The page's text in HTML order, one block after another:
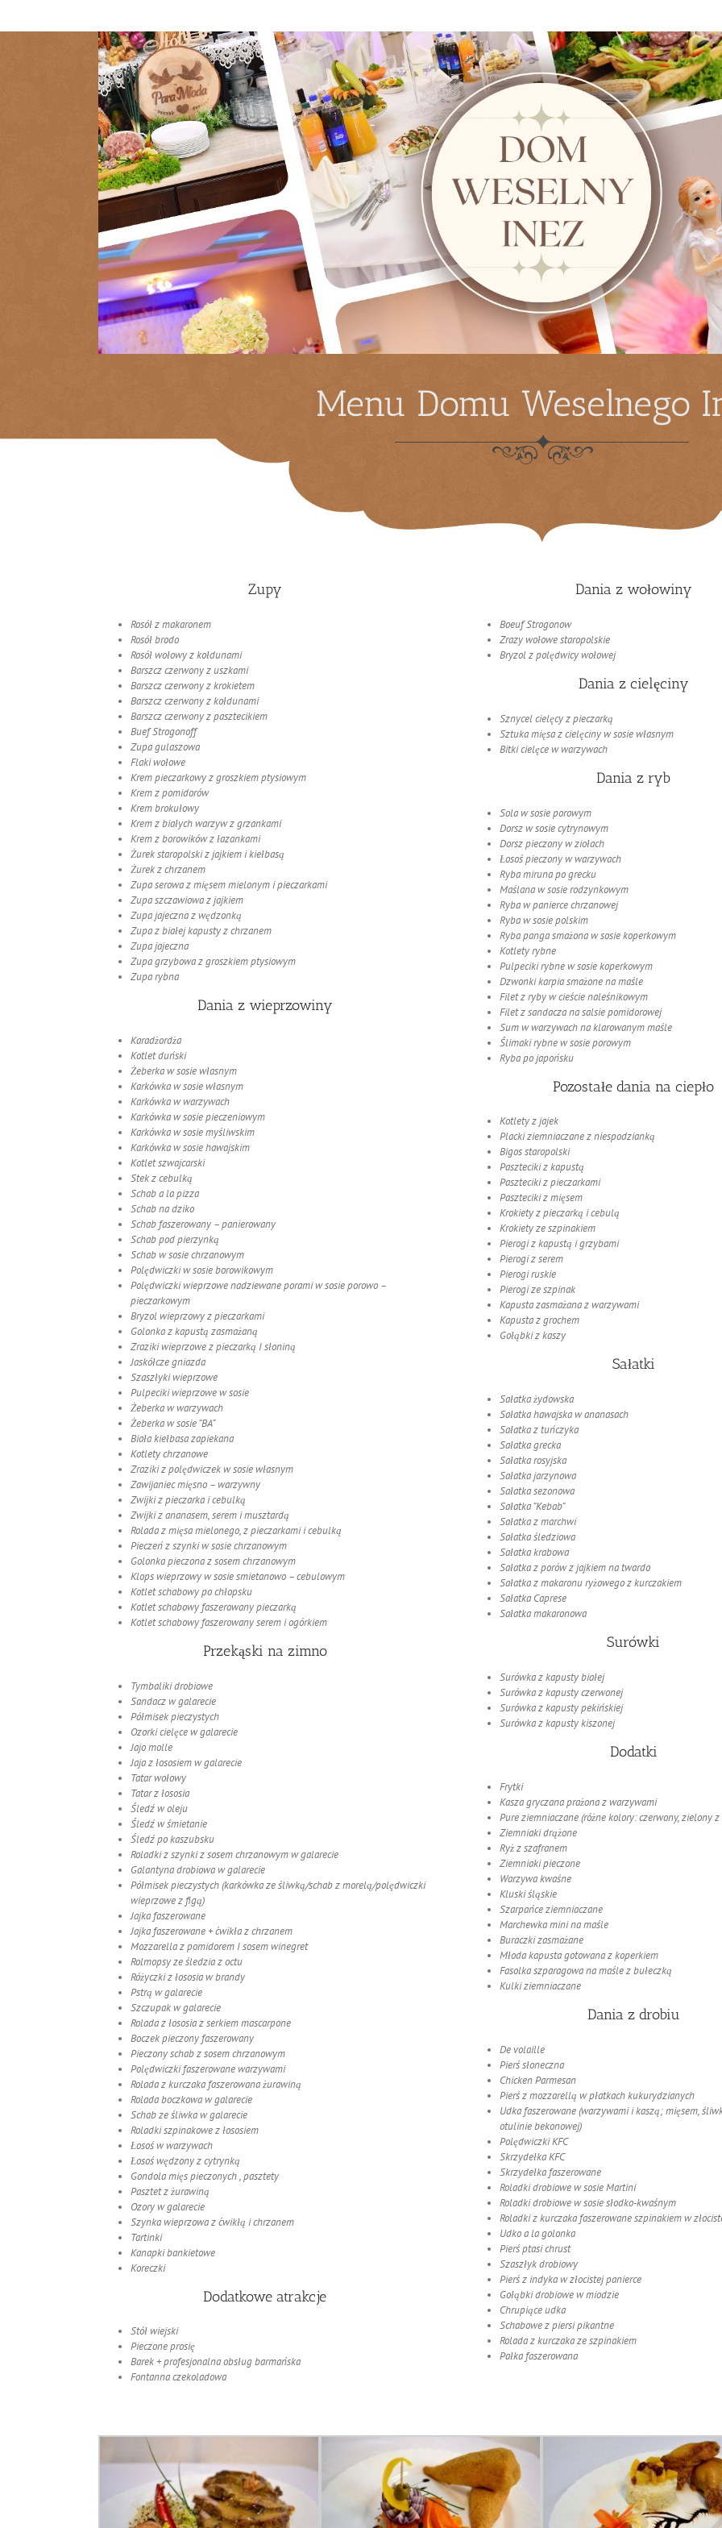
Menu Domu Weselnego
Zupy
Rosół z makaronem
Rosół brodo
Rosół wołowy z kołdunami
Barszcz czerwony z uszkami
Barszcz czerwony z krokietem
Barszcz czerwony z kołdunami
Barszcz czerwony z pasztecikiem
Buef Strogonoff
Zupa gulaszowa
Flaki wołowe
Krem pieczarkowy z groszkiem ptysiowym
Krem z pomidorów
Krem brokułowy
Krem z białych warzyw z grzankami
Krem z borowików z łazankami
Żurek staropolski z jajkiem i kiełbasą
Żurek z chrzanem
Zupa serowa z mięsem mielonym i pieczarkami
Zupa szczawiowa z jajkiem
Zupa jajeczna z wędzonką
Zupa z białej kapusty z chrzanem
Zupa jajeczna
Zupa grzybowa z groszkiem ptysiowym
Zupa rybna
Dania z wieprzowiny
Karadżordża
Kotlet duński
Żeberka w sosie własnym
Karkówka w sosie własnym
Karkówka w warzywach
Karkówka w sosie pieczeniowym
Karkówka w sosie myśliwskim
Karkówka w sosie hawajskim
Kotlet szwajcarski
Stek z cebulką
Schab a la pizza
Schab na dziko
Schab faszerowany – panierowany
Schab pod pierzynką
Schab w sosie chrzanowym
Polędwiczki w sosie borowikowym
Polędwiczki wieprzowe nadziewane porami w sosie porowo –
pieczarkowym
Bryzol wieprzowy z pieczarkami
Golonka z kapustą zasmażaną
Zraziki wieprzowe z pieczarką I słoniną
Jaskółcze gniazda
Szaszłyki wieprzowe
Pulpeciki wieprzowe w sosie
Żeberka w warzywach
Żeberka w sosie “BA”
Biała kiełbasa zapiekana
Kotlety chrzanowe
Zraziki z polędwiczek w sosie własnym
Zawijaniec mięsno – warzywny
Zwijki z pieczarka i cebulką
Zwijki z ananasem, serem i musztardą
Rolada z mięsa mielonego, z pieczarkami i cebulką
Pieczeń z szynki w sosie chrzanowym
Golonka pieczona z sosem chrzanowym
Klops wieprzowy w sosie smietanowo – cebulowym
Kotlet schabowy po chłopsku
Kotlet schabowy faszerowany pieczarką
Kotlet schabowy faszerowany serem i ogórkiem
Przekąski na zimno
Tymbaliki drobiowe
Sandacz w galarecie
Półmisek pieczystych
Ozorki cielęce w galarecie
Jajo molle
Jaja z łososiem w galarecie
Tatar wołowy
Tatar z łososia
Śledź w oleju
Śledź w śmietanie
Śledź po kaszubsku
Roladki z szynki z sosem chrzanowym w galarecie
Galantyna drobiowa w galarecie
Półmisek pieczystych (karkówka ze śliwką/schab z morelą/polędwiczki
wieprzowe z figą)
Jajka faszerowane
Jajka faszerowane + ćwikła z chrzanem
Mozzarella z pomidorem I sosem winegret
Rolmopsy ze śledzia z octu
Różyczki z łososia w brandy
Pstrą w galarecie
Szczupak w galarecie
Rolada z łososia z serkiem mascarpone
Boczek pieczony faszerowany
Pieczony schab z sosem chrzanowym
Polędwiczki faszerowane warzywami
Rolada z kurczaka faszerowana żurawiną
Rolada boczkowa w galarecie
Schab ze śliwka w galarecie
Roladki szpinakowe z łososiem
Łosoś w warzywach
Łosoś wędzony z cytrynką
Gondola mięs pieczonych , pasztety
Pasztet z żurawiną
Ozory w galarecie
Szynka wieprzowa z ćwikłą i chrzanem
Tartinki
Kanapki bankietowe
Koreczki
Dodatkowe atrakcje
Stół wiejski
Pieczone prosię
Barek + profesjonalna obsług barmańska
Fontanna czekoladowa
Dania z wołowiny
Boeuf Strogonow
Zrazy wołowe staropolskie
Bryzol z polędwicy wołowej
Dania z cielęciny
Sznycel cielęcy z pieczarką
Sztuka mięsa z cielęciny w sosie własnym
Bitki cielęce w warzywach
Dania z ryb
Sola w sosie porowym
Dorsz w sosie cytrynowym
Dorsz pieczony w ziołach
Łosoś pieczony w warzywach
Ryba miruna po grecku
Maślana w sosie rodzynkowym
Ryba w panierce chrzanowej
Ryba w sosie polskim
Ryba panga smażona w sosie koperkowym
Kotlety rybne
Pulpeciki rybne w sosie koperkowym
Dzwonki karpia smażone na maśle
Filet z ryby w cieście naleśnikowym
Filet z sandacza na salsie pomidorowej
Sum w warzywach na klarowanym maśle
Ślimaki rybne w sosie porowym
Ryba po japońsku
Pozostałe dania na ciepło
Kotlety z jajek
Placki ziemniaczane z niespodzianką
Bigos staropolski
Paszteciki z kapustą
Paszteciki z pieczarkami
Paszteciki z mięsem
Krokiety z pieczarką i cebulą
Krokiety ze szpinakiem
Pierogi z kapustą i grzybami
Pierogi z serem
Pierogi ruskie
Pierogi ze szpinak
Kapusta zasmażana z warzywami
Kapusta z grochem
Gołąbki z kaszy
Sałatki
Sałatka żydowska
Sałatka hawajska w ananasach
Sałatka z tuńczyka
Sałatka grecka
Sałatka rosyjska
Sałatka jarzynowa
Sałatka sezonowa
Sałatka “Kebab”
Sałatka z marchwi
Sałatka śledziowa
Sałatka krabowa
Sałatka z porów z jajkiem na twardo
Sałatka z makaronu ryżowego z kurczakiem
Sałatka Caprese
Sałatka makaronowa
Surówki
Surówka z kapusty białej
Surówka z kapusty czerwonej
Surówka z kapusty pekińskiej
Surówka z kapusty kiszonej
Dodatki
Frytki
Kasza gryczana prażona z warzywami
Pure ziemniaczane (różne kolory: czerwony, zielony
Ziemniaki drążone
Ryż z szafranem
Ziemniaki pieczone
Warzywa kwaśne
Kluski śląskie
Szarpańce ziemniaczane
Marchewka mini na maśle
Buraczki zasmażane
Młoda kapusta gotowana z koperkiem
Fasolka szparagowa na maśle z bułeczką
Kulki ziemniaczane
Dania z drobiu
De volaille
Pierś słoneczna
Chicken Parmesan
Pierś z mozzarellą w płatkach kukurydzianych
Udka faszerowane (warzywami i kaszą; mięsem,
otulinie bekonowej)
Polędwiczki KFC
Skrzydełka KFC
Skrzydełka faszerowane
Roladki drobiowe w sosie Martini
Roladki drobiowe w sosie słodko-kwaśnym
Roladki z kurczaka faszerowane szpinakiem w
Udko a la golonka
Pierś ptasi chrust
Szaszłyk drobiowy
Pierś z indyka w złocistej panierce
Gołąbki drobiowe w miodzie
Chrupiące udka
Schabowe z piersi pikantne
Rolada z kurczaka ze szpinakiem
Pałka faszerowana